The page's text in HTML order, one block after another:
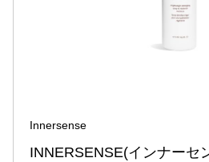
Innersense
INNERSENSE(インナーセ